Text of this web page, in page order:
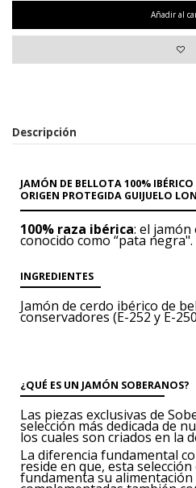
Añadir al
Descripción
JAMÓN DE BELLOTA 100%
ORIGEN PROTEGIDA GUIJUELO
100% raza ibérica: el jamón
conocido como “pata negra".
INGREDIENTES
Jamón de cerdo ibérico de
conservadores (E-252 y E-
¿QUÉ ES UN JAMÓN SOBERANOS?
Las piezas exclusivas de
selección más dedicada de
los cuales son criados en la
La diferencia fundamental
reside en que, esta
fundamenta su